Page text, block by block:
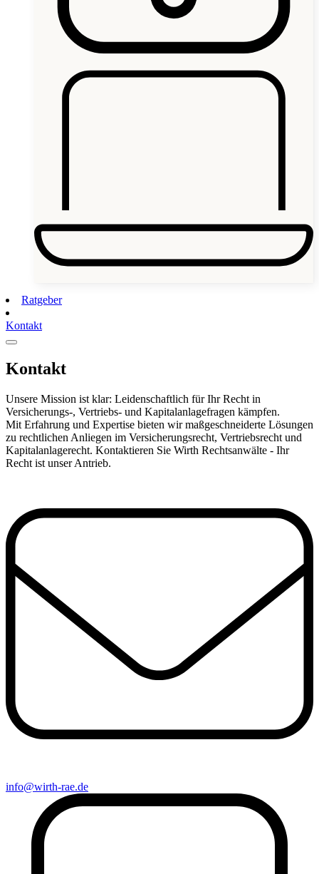
Ratgeber
Kontakt
Kontakt
Unsere Mission ist klar: Leidenschaftlich für Ihr Recht in
Versicherungs-, Vertriebs- und Kapitalanlagefragen kämpfen.
Mit Erfahrung und Expertise bieten wir maßgeschneiderte Lösungen
zu rechtlichen Anliegen im Versicherungsrecht, Vertriebsrecht und
Kapitalanlagerecht. Kontaktieren Sie Wirth Rechtsanwälte - Ihr
Recht ist unser Antrieb.
info@wirth-rae.de